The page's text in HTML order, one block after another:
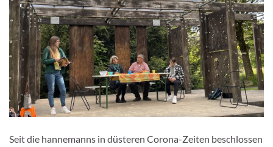
Seit die hannemanns in düsteren Corona-Zeiten beschlossen